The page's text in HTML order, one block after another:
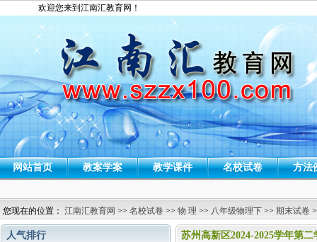
欢迎您来到江南汇教育网！
网站首页 教案学案 教学课件 名校试卷 方法
您现在的位置： 江南汇教育网 >> 名校试卷 >> 物 理 >> 八年级物理下 >> 期末试卷
人气排行 苏州高新区2024-2025学年第